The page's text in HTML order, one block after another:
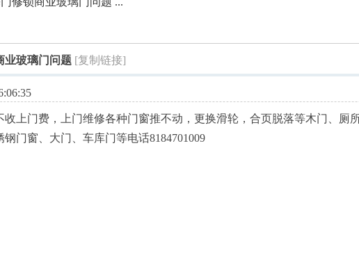
索
业玻璃门问题 [复制链接]
收上门费，上门维修各种门窗推不动，更换滑轮，合页脱落等木门、厕
门窗、大门、车库门等电话8184701009